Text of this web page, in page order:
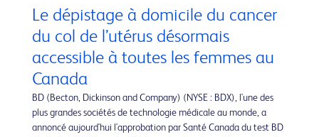
Le dépistage à domicile du cancer
du col de l’utérus désormais
accessible à toutes les femmes au
Canada
BD (Becton, Dickinson and Company) (NYSE : BDX), l'une des
plus grandes sociétés de technologie médicale au monde, a
annoncé aujourd'hui l'approbation par Santé Canada du test BD